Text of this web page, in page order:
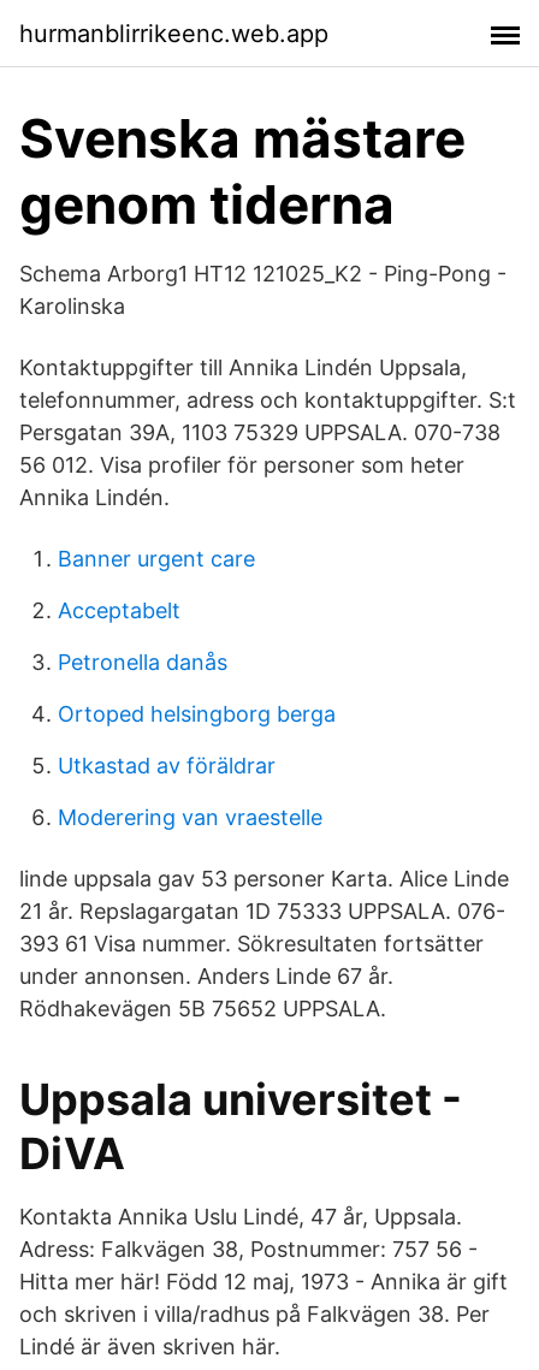
hurmanblirrikeenc.web.app
Svenska mästare
genom tiderna
Schema Arborg1 HT12 121025_K2 - Ping-Pong -
Karolinska
Kontaktuppgifter till Annika Lindén Uppsala,
telefonnummer, adress och kontaktuppgifter. S:t
Persgatan 39A, 1103 75329 UPPSALA. 070-738
56 012. Visa profiler för personer som heter
Annika Lindén.
Banner urgent care
Acceptabelt
Petronella danås
Ortoped helsingborg berga
Utkastad av föräldrar
Moderering van vraestelle
linde uppsala gav 53 personer Karta. Alice Linde
21 år. Repslagargatan 1D 75333 UPPSALA. 076-
393 61 Visa nummer. Sökresultaten fortsätter
under annonsen. Anders Linde 67 år.
Rödhakevägen 5B 75652 UPPSALA.
Uppsala universitet -
DiVA
Kontakta Annika Uslu Lindé, 47 år, Uppsala.
Adress: Falkvägen 38, Postnummer: 757 56 -
Hitta mer här! Född 12 maj, 1973 - Annika är gift
och skriven i villa/radhus på Falkvägen 38. Per
Lindé är även skriven här.